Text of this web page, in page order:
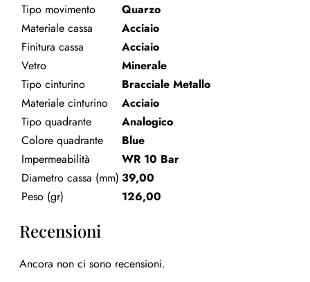
Tipo movimento
Quarzo
Materiale cassa
Acciaio
Finitura cassa
Acciaio
Vetro
Minerale
Tipo cinturino
Bracciale Metallo
Materiale cinturino
Acciaio
Tipo quadrante
Analogico
Colore quadrante
Blue
Impermeabilità
WR 10 Bar
Diametro cassa (mm) 39,00
Peso (gr)
126,00
Recensioni
Ancora non ci sono recensioni.